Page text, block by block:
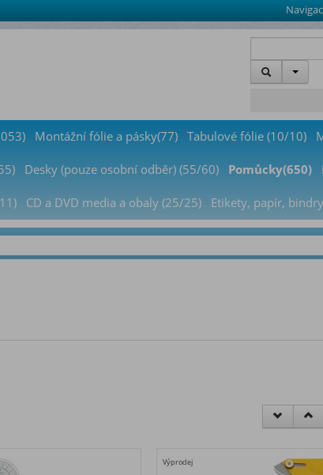
Montážní fólie a pásky(77) Tabulové fólie (10/10)
Desky (pouze osobní odběr) (55/60) Pomůcky(650)
CD a DVD media a obaly (25/25) Etikety, papír,
Výprodej